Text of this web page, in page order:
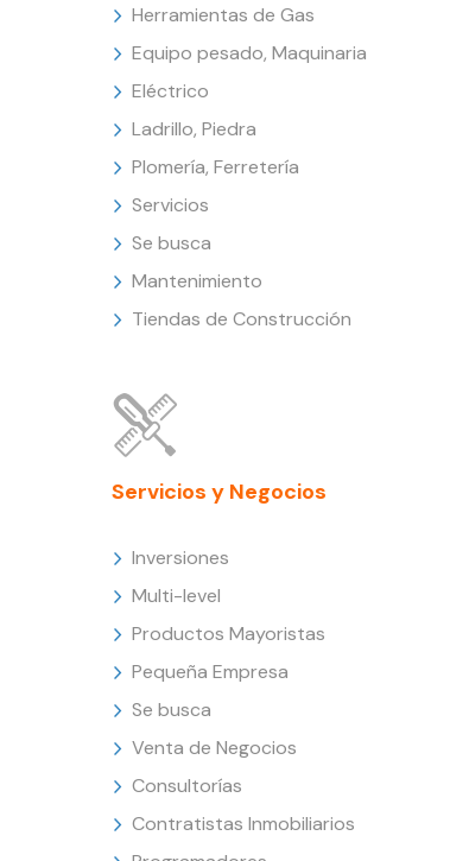
Herramientas de Gas
Equipo pesado, Maquinaria
Eléctrico
Ladrillo, Piedra
Plomería, Ferretería
Servicios
Se busca
Mantenimiento
Tiendas de Construcción
Servicios y Negocios
Inversiones
Multi-level
Productos Mayoristas
Pequeña Empresa
Se busca
Venta de Negocios
Consultorías
Contratistas Inmobiliarios